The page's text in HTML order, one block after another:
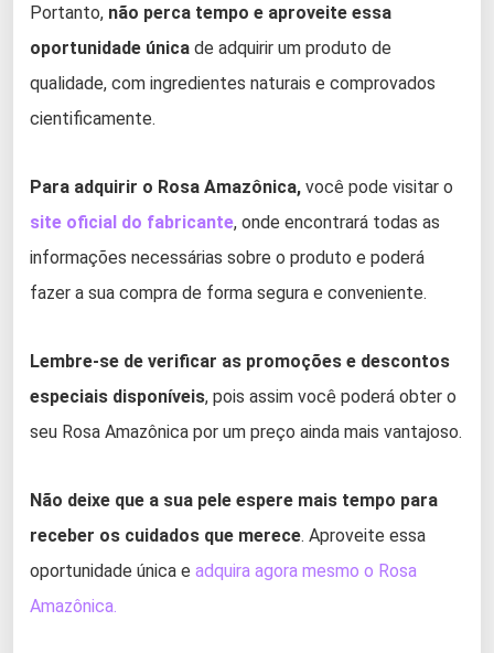
Portanto, não perca tempo e aproveite essa
oportunidade única de adquirir um produto de
qualidade, com ingredientes naturais e comprovados
cientificamente.
Para adquirir o Rosa Amazônica, você pode visitar o
site oficial do fabricante, onde encontrará todas as
informações necessárias sobre o produto e poderá
fazer a sua compra de forma segura e conveniente.
Lembre-se de verificar as promoções e descontos
especiais disponíveis, pois assim você poderá obter o
seu Rosa Amazônica por um preço ainda mais vantajoso.
Não deixe que a sua pele espere mais tempo para
receber os cuidados que merece. Aproveite essa
oportunidade única e adquira agora mesmo o Rosa
Amazônica.